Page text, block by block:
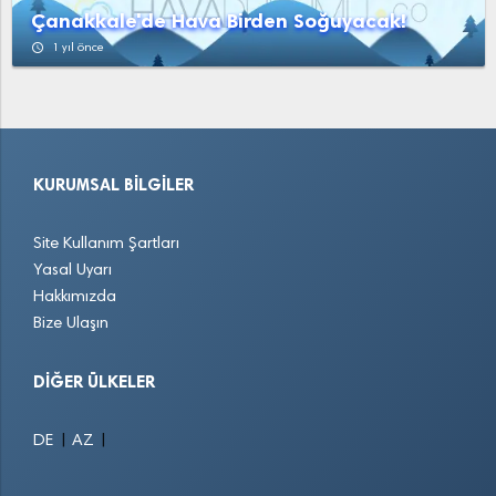
Çanakkale'de Hava Birden Soğuyacak!
access_time 1 yıl önce
KURUMSAL BILGILER
Site Kullanım Şartları
Yasal Uyarı
Hakkımızda
Bize Ulaşın
DIĞER ÜLKELER
DE AZ